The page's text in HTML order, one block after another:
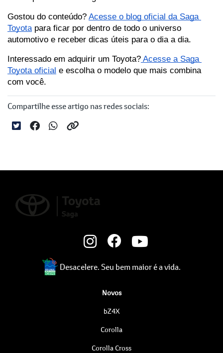
Gostou do conteúdo? Acesse o blog oficial da Saga
Toyota para ficar por dentro de todo o universo
automotivo e receber dicas úteis para o dia a dia.
Interessado em adquirir um Toyota? Acesse a Saga
Toyota oficial e escolha o modelo que mais combina
com você.
Compartilhe esse artigo nas redes sociais:
Desacelere. Seu bem maior é a vida.
Novos
bZ4X
Corolla
Corolla Cross